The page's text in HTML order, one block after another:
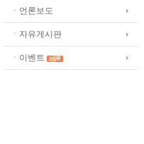
ㆍ언론보도
ㆍ자유게시판
ㆍ이벤트